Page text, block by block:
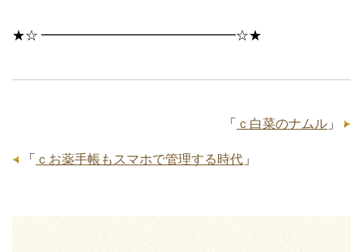
★☆ ━━━━━━━━━━━━━━━☆★
「 ｃ白菜のナムル 」
「 ｃお薬手帳もスマホで管理する時代 」